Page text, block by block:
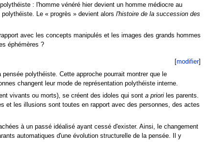
: l'homme vénéré hier devient un homme médiocre au
polythéiste. Le « progrès »devient alors l'histoire de la succession des
avec les concepts manipulés et les images des grands hommes
éphémères ?
[modifier]
polythéiste. Cette approche pourrait montrer que le
changent leur mode de représentation polythéiste interne.
vivants ou morts), se créent des idoles qui sont a prioriles parents.
et les illusions sont toutes en rapport avec des personnes, des actes
à un passé idéalisé ayant cessé d'exister. Ainsi, le changement
automatiques d'une évolution structurelle de la pensée. Il y